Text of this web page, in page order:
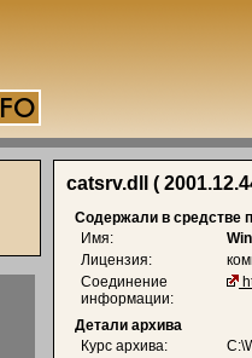
catsrv.dll (
Содержали в средстве
Имя:
Лицензия:
Соединение
информации:
Детали архива
Курс архива: